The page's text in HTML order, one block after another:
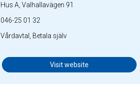
Hus A, Valhallavägen 91
046-25 01 32
Vårdavtal, Betala själv
Visit website